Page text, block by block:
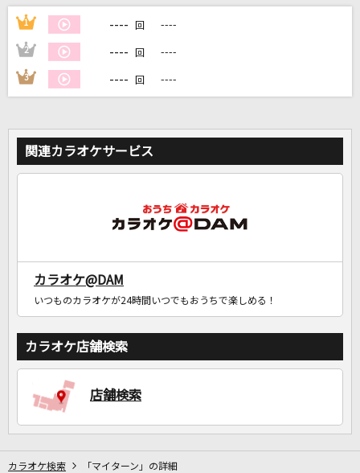
DAMに会員登録・ログインして
カラオケをもっと楽しもう！
1 ---- 回 ----
2 ---- 回 ----
3 ---- 回 ----
関連カラオケサービス
カラオケ@DAM
いつものカラオケが24時間いつでもおうちで楽しめる！
カラオケ店舗検索
店舗検索
カラオケ検索 「マイターン」の詳細